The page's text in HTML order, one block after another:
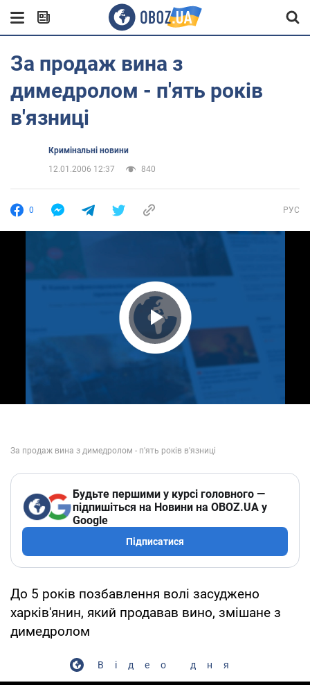
За продаж вина з
димедролом - п'ять років
в'язниці
Кримінальні новини
12.01.2006 12:37
840
0 РУС
Play Video
Будьте першими у курсі головного —
підпишіться на Новини на OBOZ.UA у
Google
Підписатися
До 5 років позбавлення волі засуджено
харків'янин, який продавав вино, змішане з
димедролом
Відео дня